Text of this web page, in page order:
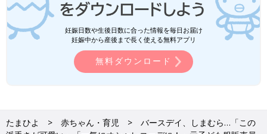
妊娠日数や生後日数に合った情報を毎日お届け
妊娠中から産後まで長く使える無料アプリ
無料ダウンロード
たまひよ 赤ちゃん・育児
バースデイ、しまむら…「この